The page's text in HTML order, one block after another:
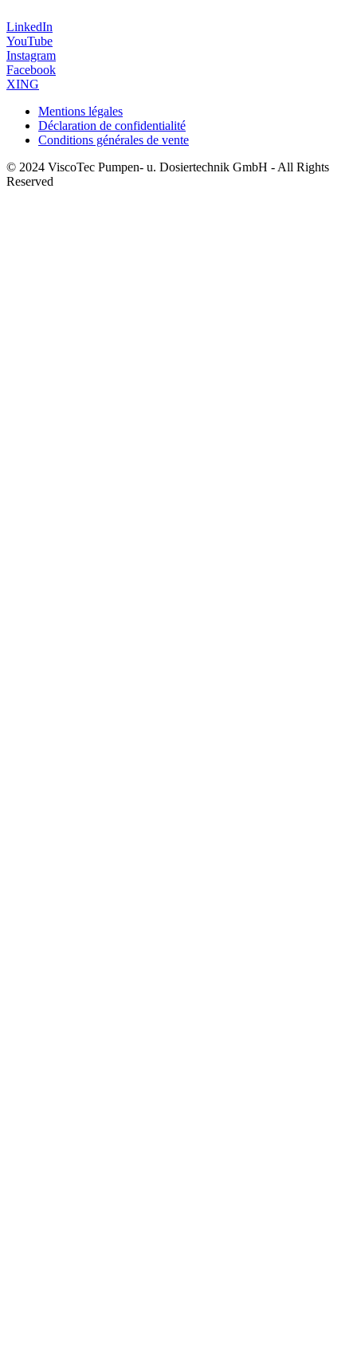
LinkedIn
YouTube
Instagram
Facebook
XING
Mentions légales
Déclaration de confidentialité
Conditions générales de vente
© 2024 ViscoTec Pumpen- u. Dosiertechnik GmbH - All Rights
Reserved